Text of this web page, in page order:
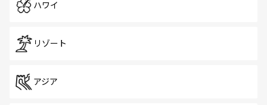
ハワイ
リゾート
アジア